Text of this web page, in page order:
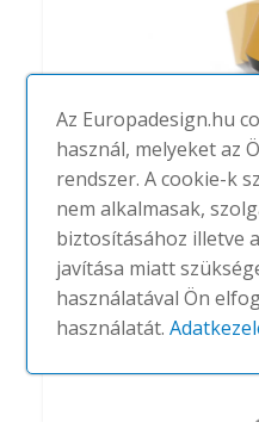
Biel
MADE DESIGN
Az Europadesign.hu
használ, melyeket az
rendszer. A cookie-k
nem alkalmasak,
biztosításához illetve
javítása miatt
használatával Ön
használatát.